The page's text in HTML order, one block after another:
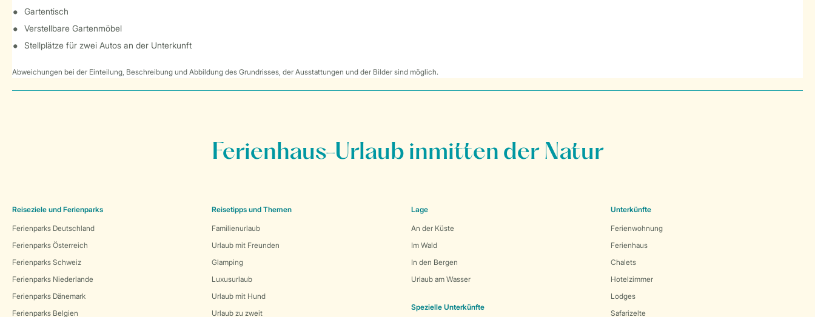
Gartentisch
Verstellbare Gartenmöbel
Stellplätze für zwei Autos an der Unterkunft
Abweichungen bei der Einteilung, Beschreibung und Abbildung des Grundrisses, der Ausstattungen und der Bilder sind möglich.
Ferienhaus-Urlaub inmitten der Natur
Reiseziele und Ferienparks
Ferienparks Deutschland
Ferienparks Österreich
Ferienparks Schweiz
Ferienparks Niederlande
Ferienparks Dänemark
Ferienparks Belgien
Reisetipps und Themen
Familienurlaub
Urlaub mit Freunden
Glamping
Luxusurlaub
Urlaub mit Hund
Urlaub zu zweit
Lage
An der Küste
Im Wald
In den Bergen
Urlaub am Wasser
Spezielle Unterkünfte
Unterkünfte
Ferienwohnung
Ferienhaus
Chalets
Hotelzimmer
Lodges
Safarizelte